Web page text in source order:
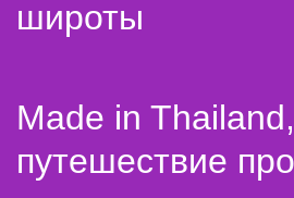
широты
Made in
путешествие